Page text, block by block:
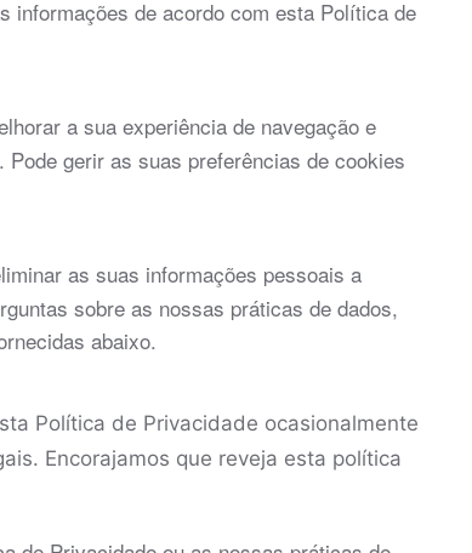
informações de acordo com esta Política de
a sua experiência de navegação e
gerir as suas preferências de cookies
as suas informações pessoais a
sobre as nossas práticas de dados,
abaixo.
Política de Privacidade ocasionalmente
Encorajamos que reveja esta política